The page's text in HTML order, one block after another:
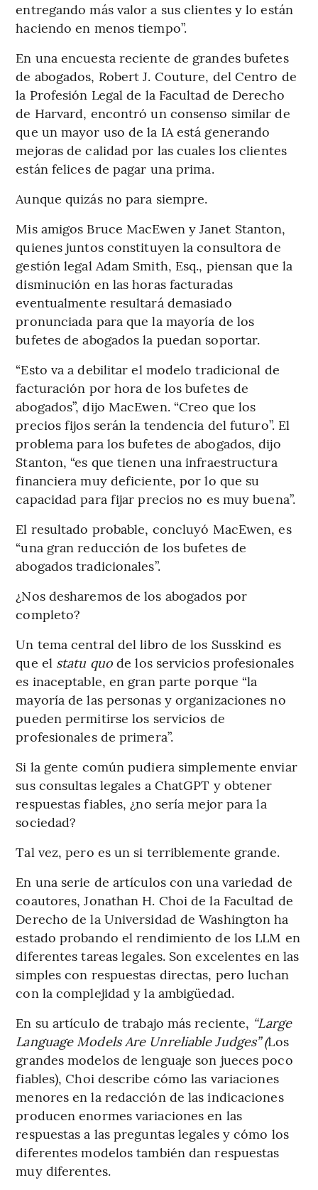
entregando más valor a sus clientes y lo están
haciendo en menos tiempo”.
En una encuesta reciente de grandes bufetes
de abogados, Robert J. Couture, del Centro de
la Profesión Legal de la Facultad de Derecho
de Harvard, encontró un consenso similar de
que un mayor uso de la IA está generando
mejoras de calidad por las cuales los clientes
están felices de pagar una prima.
Aunque quizás no para siempre.
Mis amigos Bruce MacEwen y Janet Stanton,
quienes juntos constituyen la consultora de
gestión legal Adam Smith, Esq., piensan que la
disminución en las horas facturadas
eventualmente resultará demasiado
pronunciada para que la mayoría de los
bufetes de abogados la puedan soportar.
“Esto va a debilitar el modelo tradicional de
facturación por hora de los bufetes de
abogados”, dijo MacEwen. “Creo que los
precios fijos serán la tendencia del futuro”. El
problema para los bufetes de abogados, dijo
Stanton, “es que tienen una infraestructura
financiera muy deficiente, por lo que su
capacidad para fijar precios no es muy buena”.
El resultado probable, concluyó MacEwen, es
“una gran reducción de los bufetes de
abogados tradicionales”.
¿Nos desharemos de los abogados por
completo?
Un tema central del libro de los Susskind es
que el statu quo de los servicios profesionales
es inaceptable, en gran parte porque “la
mayoría de las personas y organizaciones no
pueden permitirse los servicios de
profesionales de primera”.
Si la gente común pudiera simplemente enviar
sus consultas legales a ChatGPT y obtener
respuestas fiables, ¿no sería mejor para la
sociedad?
Tal vez, pero es un si terriblemente grande.
En una serie de artículos con una variedad de
coautores, Jonathan H. Choi de la Facultad de
Derecho de la Universidad de Washington ha
estado probando el rendimiento de los LLM en
diferentes tareas legales. Son excelentes en las
simples con respuestas directas, pero luchan
con la complejidad y la ambigüedad.
En su artículo de trabajo más reciente, “Large
Language Models Are Unreliable Judges” (Los
grandes modelos de lenguaje son jueces poco
fiables), Choi describe cómo las variaciones
menores en la redacción de las indicaciones
producen enormes variaciones en las
respuestas a las preguntas legales y cómo los
diferentes modelos también dan respuestas
muy diferentes.